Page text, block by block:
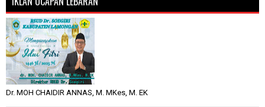
Dr. MOH CHAIDIR ANNAS, M. MKes, M. EK